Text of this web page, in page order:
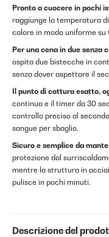
Pronto a cuocere in pochi
raggiunge la temperatura
calore in modo uniforme
Per una cena in due senza
ospita due bistecche in
senza dover aspettare il
Il punto di cottura esatto,
continua e il timer da 30
controllo preciso al
sangue per sbaglio.
Sicuro e semplice da
protezione dal
mentre la struttura in
pulisce in pochi minuti.
Descrizione del